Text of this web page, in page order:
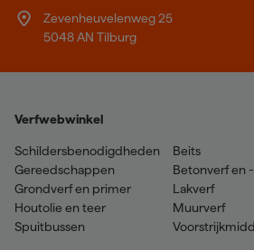
Zevenheuvelenweg 25
5048 AN Tilburg
Verfwebwinkel
Schildersbenodigdheden
Gereedschappen
Grondverf en primer
Houtolie en teer
Spuitbussen
Beits
Betonverf en
Lakverf
Muurverf